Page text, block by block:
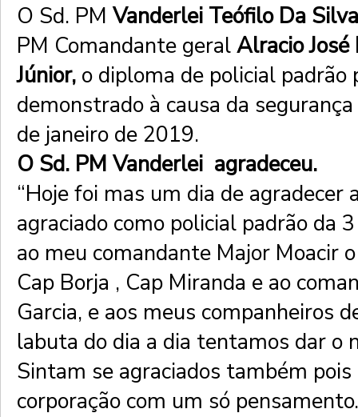
O Sd. PM Vanderlei Teófilo Da
PM Comandante geralAlracio José
Júnior, o diploma de policial padrão
demonstrado à causa da
de janeiro de 2019.
O Sd. PM Vanderlei agradeceu.
“Hoje foi mas um dia de agradecer
agraciado como policial padrão da
ao meu comandante Major Moacir
Cap Borja , Cap Miranda e ao
Garcia, e aos meus companheiros
labuta do dia a dia tentamos dar o
Sintam se agraciados também
corporação com um só